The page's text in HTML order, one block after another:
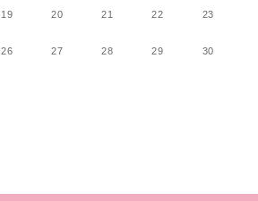
19 20 21 22 23
26 27 28 29 30